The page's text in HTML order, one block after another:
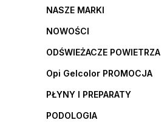
NASZE MARKI
NOWOŚCI
ODŚWIEŻACZE POWIETRZA
Opi Gelcolor PROMOCJA
PŁYNY I PREPARATY
PODOLOGIA